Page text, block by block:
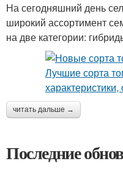
На сегодняшний день
широкий ассортимент
на две категории:
читать дальше →
Последние